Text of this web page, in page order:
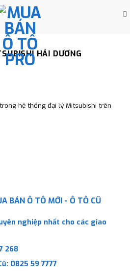
HẢI DƯƠNG
hệ thống đại lý Mitsubishi trên
BÁN Ô TÔ MỚI - Ô TÔ CŨ
nghiệp nhất cho các giao
268
0825 59 7777